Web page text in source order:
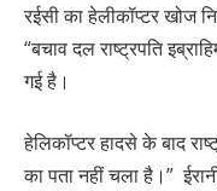
रईसी का हेलीकॉप्टर खोज
“बचाव दल राष्ट्रपति
गई है।
हेलिकॉप्टर हादसे के बाद
का पता नहीं चला है।”